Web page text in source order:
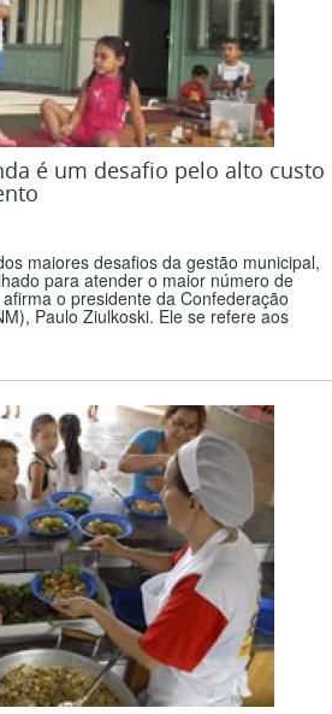
é um desafio pelo alto custo
maiores desafios da gestão municipal,
para atender o maior número de
o presidente da Confederação
Paulo Ziulkoski. Ele se refere aos